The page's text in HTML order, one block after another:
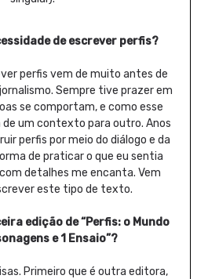
de escrever perfis?
perfis vem de muito antes de
Sempre tive prazer em
se comportam, e como esse
um contexto para outro. Anos
perfis por meio do diálogo e da
de praticar o que eu sentia
detalhes me encanta. Vem
este tipo de texto.
edição de “Perfis: o Mundo
e 1 Ensaio”?
Primeiro que é outra editora,